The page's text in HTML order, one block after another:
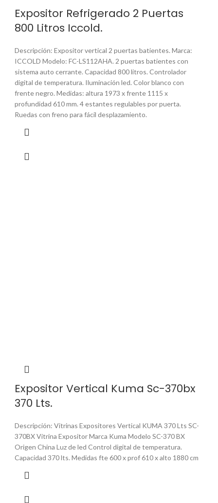
Expositor Refrigerado 2 Puertas
800 Litros Iccold.
Descripción: Expositor vertical 2 puertas batientes. Marca:
ICCOLD Modelo: FC-LS112AHA. 2 puertas batientes con
sistema auto cerrante. Capacidad 800 litros. Controlador
digital de temperatura. Iluminación led. Color blanco con
frente negro. Medidas: altura 1973 x frente 1115 x
profundidad 610 mm. 4 estantes regulables por puerta.
Ruedas con freno para fácil desplazamiento.
Expositor Vertical Kuma Sc-370bx
370 Lts.
Descripción: Vitrinas Expositores Vertical KUMA 370 Lts SC-
370BX Vitrina Expositor Marca Kuma Modelo SC-370 BX
Origen China Luz de led Control digital de temperatura.
Capacidad 370 lts. Medidas fte 600 x prof 610 x alto 1880 cm